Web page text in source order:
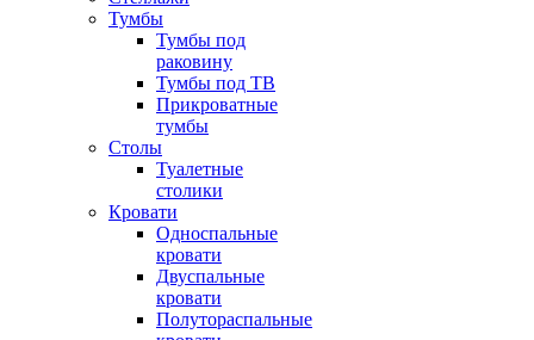
Тумбы
Тумбы под
раковину
Тумбы под ТВ
Прикроватные
тумбы
Столы
Туалетные
столики
Кровати
Односпальные
кровати
Двуспальные
кровати
Полутораспальные